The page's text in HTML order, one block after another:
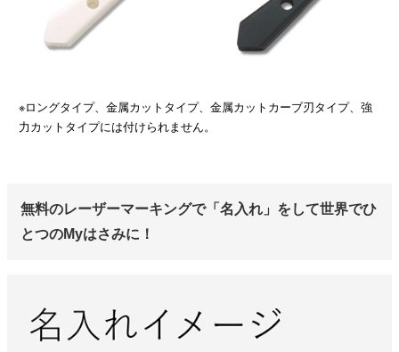
※ロングタイプ、金属カットタイプ、金属カットカーブ刃タイプ、強
力カットタイプには付けられません。
無料のレーザーマーキングで「名入れ」をして世界でひ
とつのMyはさみに！